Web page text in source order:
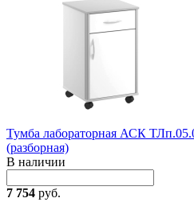
Тумба лабораторная АСК
(разборная)
В наличии
7 754 руб.